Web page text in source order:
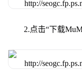
2.点击“下载